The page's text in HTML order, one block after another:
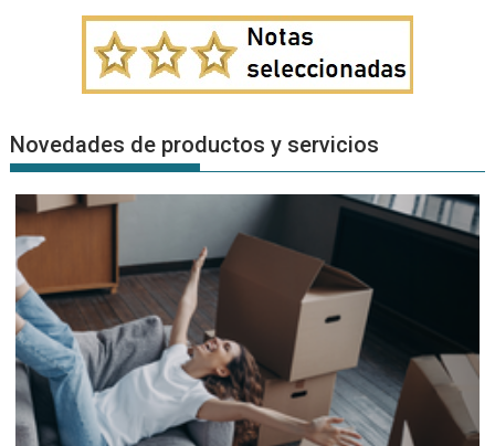
Novedades de productos y servicios